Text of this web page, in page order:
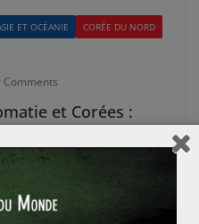
ET OCÉANIE
CORÉE DU NORD
Comments
et Corées :
à l’Institut de Relations
Ses travaux portent
sportive, les